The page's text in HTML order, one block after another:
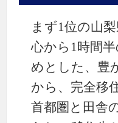
まず1位の山
心から1時間
めとした、豊
から、完全移
首都圏と田舎